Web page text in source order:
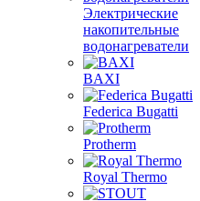
Электрические
накопительные
водонагреватели
BAXI
Federica Bugatti
Protherm
Royal Thermo